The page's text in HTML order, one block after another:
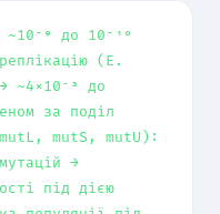
до 10⁻¹⁰
(E.
до
за поділ
mutS, mutU):
→
під дією